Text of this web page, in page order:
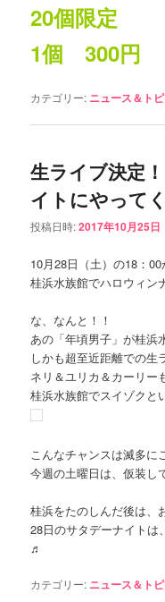
20個限定
1個 300円
カテゴリー: ニュース＆ト
生ライブ決定
イトにやって
投稿日時:2017年10月25日
10月28日（土）の18：00
桂浜水族館でハロウィン
な、なんと！！
あの「年頃男子」が桂浜
しかも超至近距離での
ネリ＆ユリカ＆カーリー
桂浜水族館でスイゾクと
こんなチャンスは滅多
今週の土曜日は、仮装し
桂浜をたのしんだ後は、
28日のサタデーナイトは
♬
カテゴリー: ニュース＆ト